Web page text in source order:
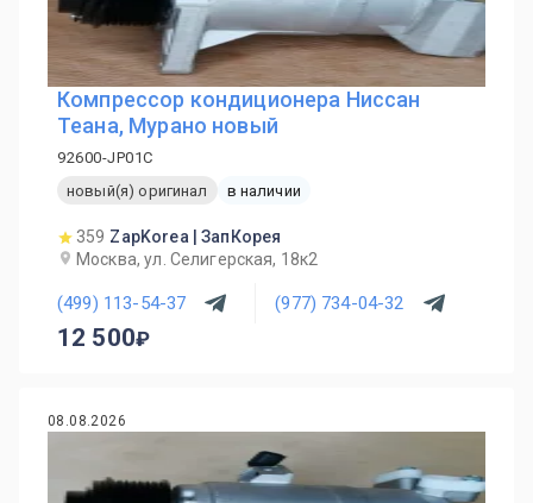
Компрессор кондиционера Ниссан
Теана, Мурано новый
92600-JP01C
новый(я) оригинал
в наличии
359 ZapKorea | ЗапКорея
Москва, ул. Селигерская, 18к2
(499) 113-54-37 (977) 734-04-32
12 500
08.08.2026